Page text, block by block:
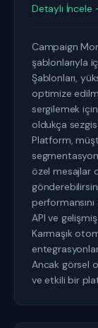
Detaylı İncele
Campaign
şablonlarıyla
Şablonları,
optimize
sergilemek
oldukça
Platform,
özel mesajlar
API ve
Karmaşık
Ancak görsel
ve etkili bir